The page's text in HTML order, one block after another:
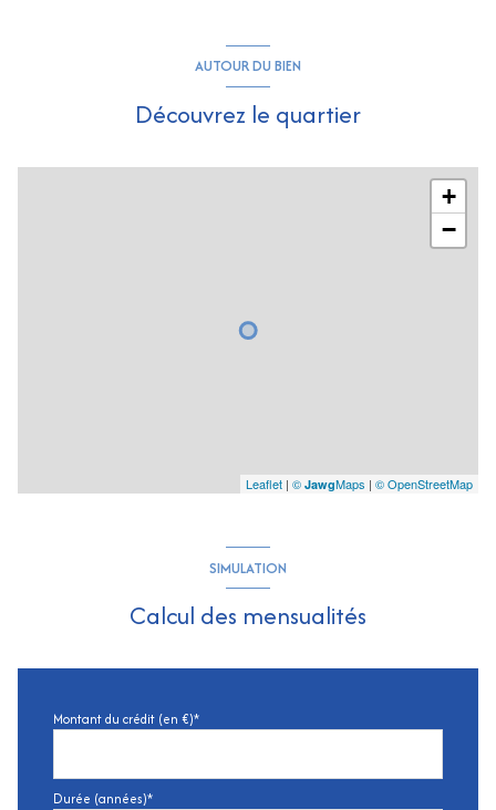
AUTOUR DU BIEN
Découvrez le quartier
+
−
Leaflet | © JawgMaps | © OpenStreetMap
SIMULATION
Calcul des mensualités
Montant du crédit (en €)*
Durée (années)*